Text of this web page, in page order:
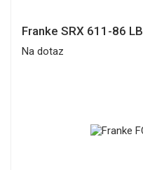
Franke SRX 611-86 LB
Na dotaz